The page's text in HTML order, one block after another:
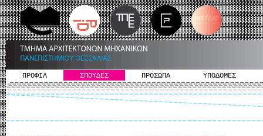
ΠΡΟΦΙΛ ΣΠΟΥΔΕΣ ΠΡΟΣΩΠΑ ΥΠΟΔΟΜΕΣ